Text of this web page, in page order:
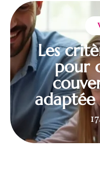
Les
pour
adaptée